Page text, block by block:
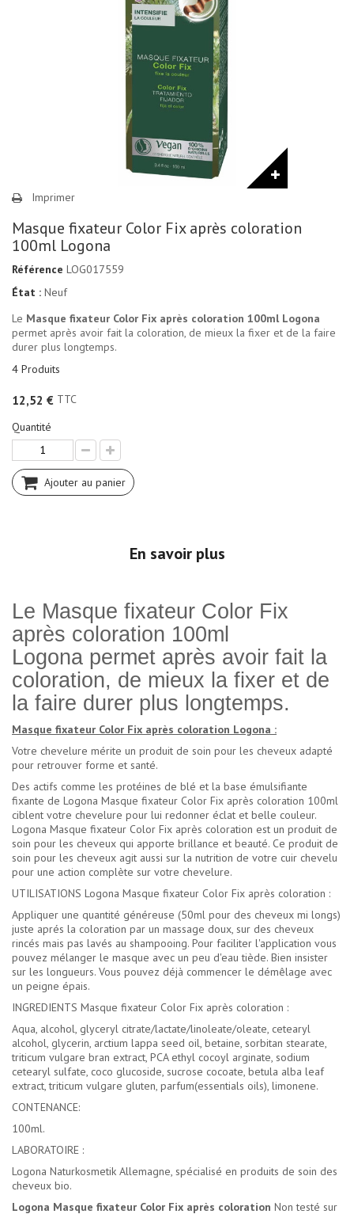
Imprimer
Masque fixateur Color Fix après coloration
100ml Logona
Référence LOG017559
État : Neuf
Le Masque fixateur Color Fix après coloration 100ml Logona
permet après avoir fait la coloration, de mieux la fixer et de la faire
durer plus longtemps.
4 Produits
12,52 € TTC
Quantité
Ajouter au panier
En savoir plus
Le Masque fixateur Color Fix
après coloration 100ml
Logona permet après avoir fait la
coloration, de mieux la fixer et de
la faire durer plus longtemps.
Masque fixateur Color Fix après coloration Logona :
Votre chevelure mérite un produit de soin pour les cheveux adapté
pour retrouver forme et santé.
Des actifs comme les protéines de blé et la base émulsifiante
fixante de Logona Masque fixateur Color Fix après coloration 100ml
ciblent votre chevelure pour lui redonner éclat et belle couleur.
Logona Masque fixateur Color Fix après coloration est un produit de
soin pour les cheveux qui apporte brillance et beauté. Ce produit de
soin pour les cheveux agit aussi sur la nutrition de votre cuir chevelu
pour une action complète sur votre chevelure.
UTILISATIONS Logona Masque fixateur Color Fix après coloration :
Appliquer une quantité généreuse (50ml pour des cheveux mi longs)
juste aprés la coloration par un massage doux, sur des cheveux
rincés mais pas lavés au shampooing. Pour faciliter l'application vous
pouvez mélanger le masque avec un peu d'eau tiède. Bien insister
sur les longueurs. Vous pouvez déjà commencer le démêlage avec
un peigne épais.
INGREDIENTS Masque fixateur Color Fix après coloration :
Aqua, alcohol, glyceryl citrate/lactate/linoleate/oleate, cetearyl
alcohol, glycerin, arctium lappa seed oil, betaine, sorbitan stearate,
triticum vulgare bran extract, PCA ethyl cocoyl arginate, sodium
cetearyl sulfate, coco glucoside, sucrose cocoate, betula alba leaf
extract, triticum vulgare gluten, parfum(essentials oils), limonene.
CONTENANCE:
100ml.
LABORATOIRE :
Logona Naturkosmetik Allemagne, spécialisé en produits de soin des
cheveux bio.
Logona Masque fixateur Color Fix après coloration Non testé sur